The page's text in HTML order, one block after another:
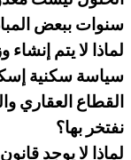
سنوات ببعض
لماذا لا يتم
سياسة سكنية
القطاع العقاري
نفتخر بها؟
لماذا لا يوجد